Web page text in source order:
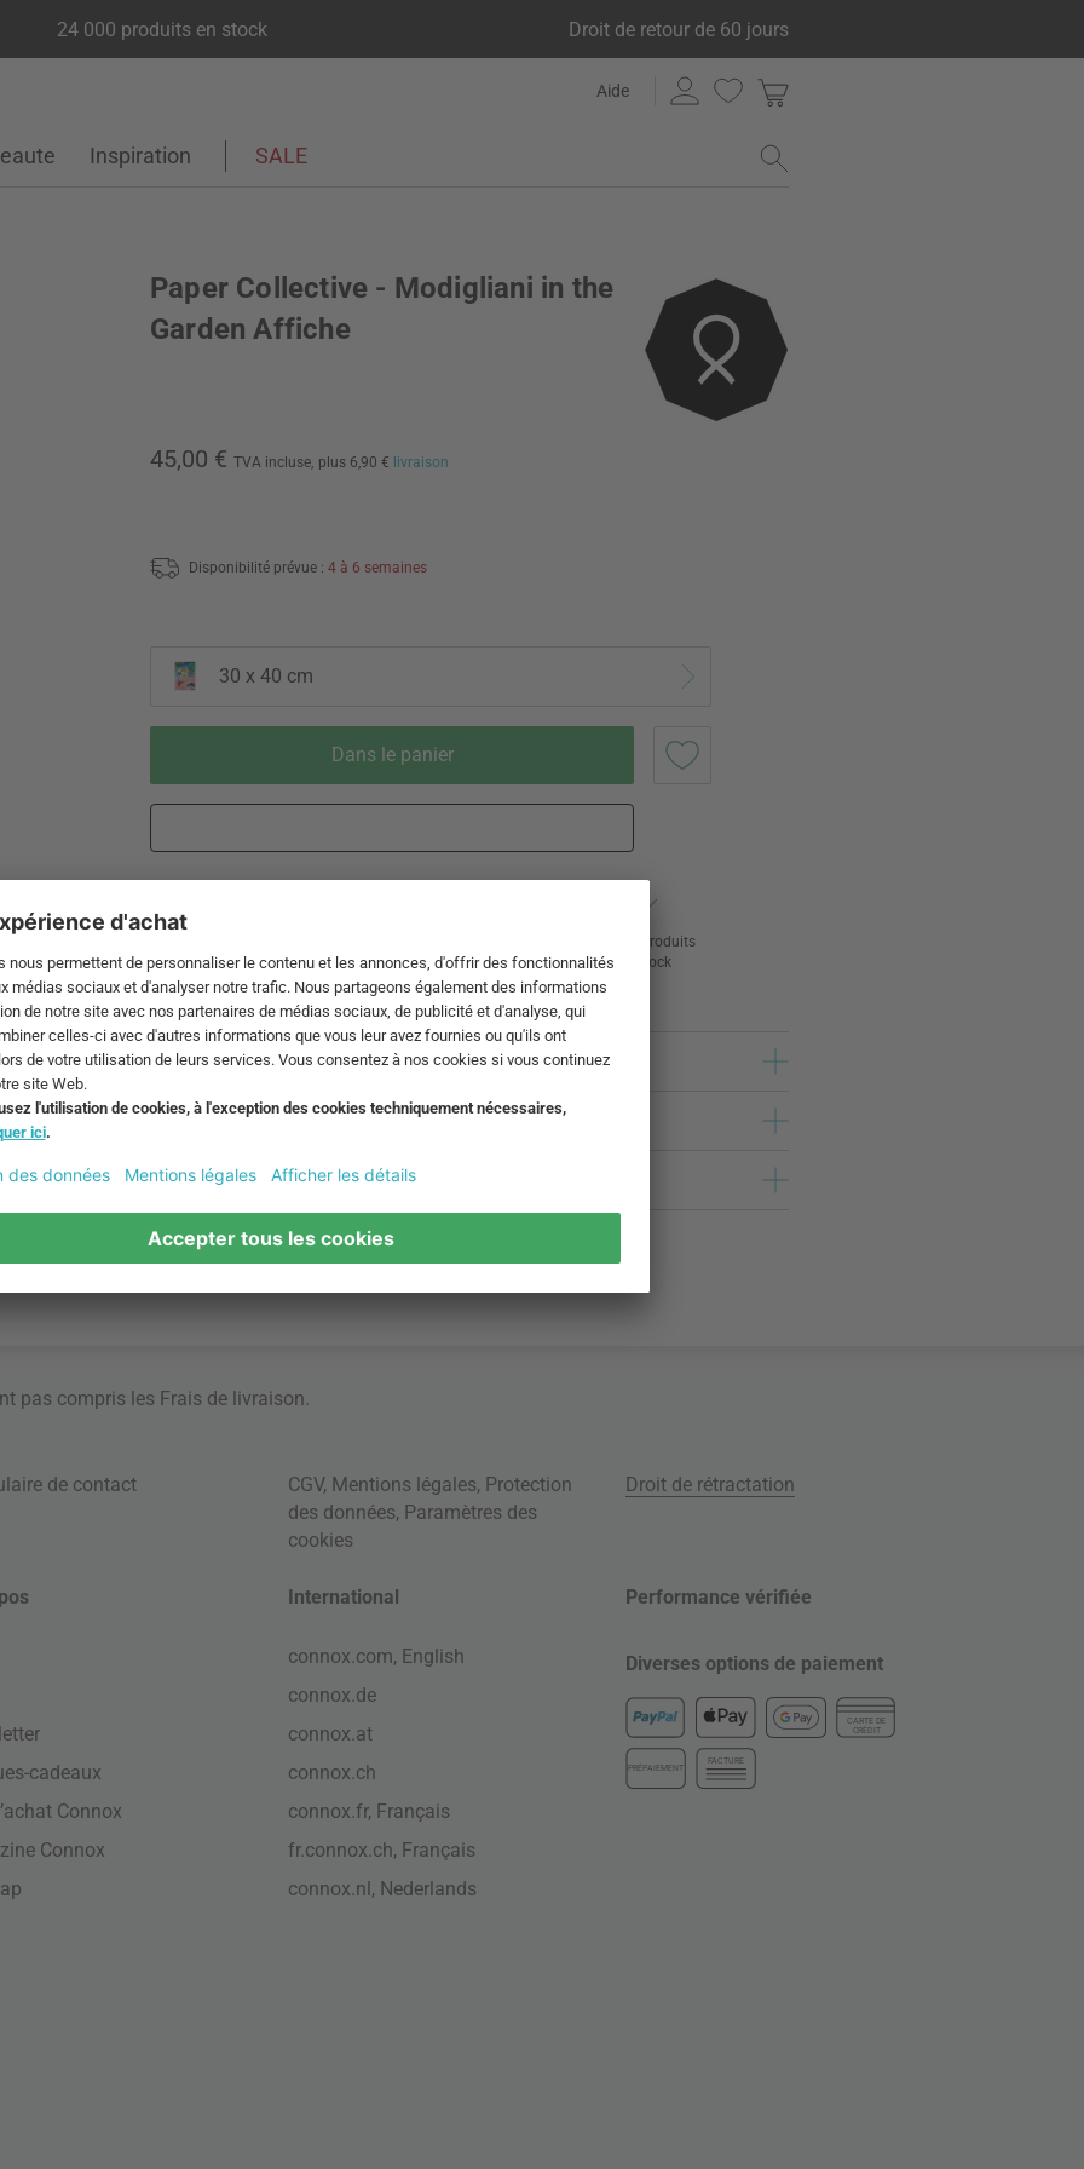
24 000 produits en stock Droit de retour de 60 jours
Aide
Inspiration SALE
Paper Collective - Modigliani in the
Garden Affiche
45,00 € TVA incluse, plus 6,90 € livraison
Disponibilité prévue : 4 à 6 semaines
30 x 40 cm
Dans le panier
expédition de DE par DHL
de 60 jours
24 000 produits
en stock
pas compris les Frais de livraison
de contact CGV, Mentions légales, Protection
des données, Paramètres des
cookies
Droit de rétractation
cadeaux
Connox
Connox
International
connox.com, English
connox.de
connox.at
connox.ch
connox.fr, Français
fr.connox.ch, Français
connox.nl, Nederlands
Performance vérifiée
Diverses options de paiement
CARTE DE
CRÉDIT
PRÉPAIEMENT
FACTURE